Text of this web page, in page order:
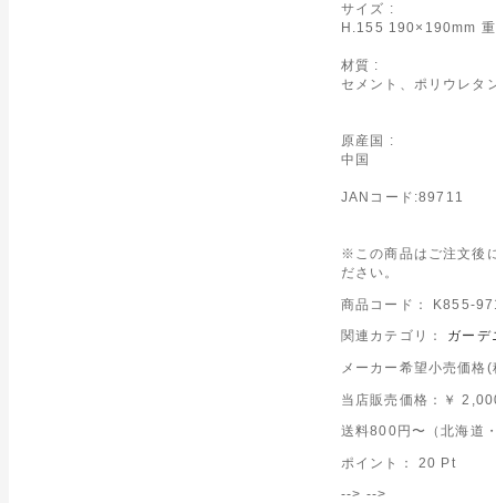
サイズ :
H.155 190×190mm
材質 :
セメント、ポリウレタ
原産国 :
中国
JANコード:89711
※この商品はご注文後
ださい。
商品コード： K855-
関連カテゴリ： ガーデ
メーカー希望小売価
当店販売価格： ￥
送料800円〜（北海
ポイント： 20 Pt
--> -->